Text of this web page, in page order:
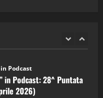
Podcast
in Podcast: 28^ Puntata
2026)